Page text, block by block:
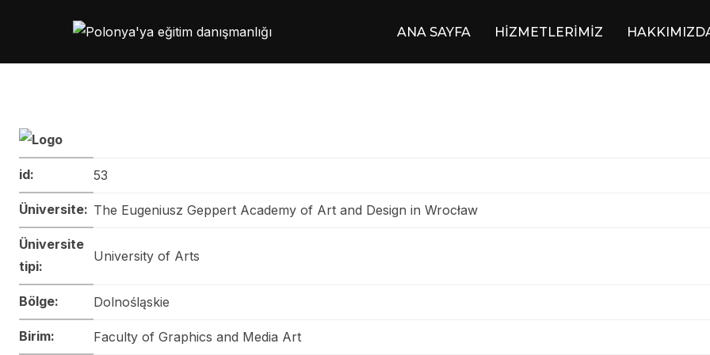
ANA SAYFA HİZMETLERİMİZ
id: 53
Üniversite: The Eugeniusz Geppert Academy of Art and Design in Wrocław
Üniversite
tipi:
University of Arts
Bölge: Dolnośląskie
Birim: Faculty of Graphics and Media Art